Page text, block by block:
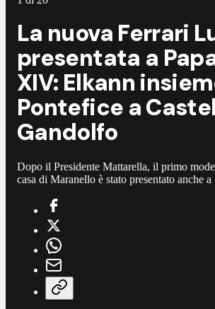
La nuova Ferrari
presentata a
XIV: Elkann
Pontefice a Castel
Gandolfo
Dopo il Presidente Mattarella, il primo
casa di Maranello è stato presentato anche a